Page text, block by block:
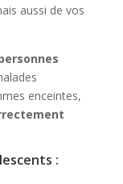
aussi de vos
enceintes,
: